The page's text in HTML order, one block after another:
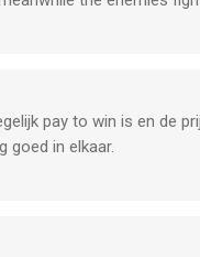
pay to win is en de
goed in elkaar.